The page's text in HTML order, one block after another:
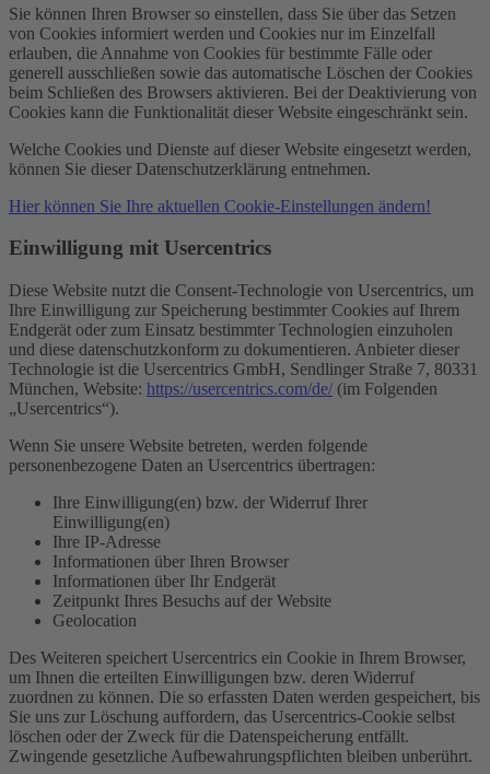
Sie können Ihren Browser so einstellen, dass Sie über das Setzen
von Cookies informiert werden und Cookies nur im Einzelfall
erlauben, die Annahme von Cookies für bestimmte Fälle oder
generell ausschließen sowie das automatische Löschen der Cookies
beim Schließen des Browsers aktivieren. Bei der Deaktivierung von
Cookies kann die Funktionalität dieser Website eingeschränkt sein.
Welche Cookies und Dienste auf dieser Website eingesetzt werden,
können Sie dieser Datenschutzerklärung entnehmen.
Hier können Sie Ihre aktuellen Cookie-Einstellungen ändern!
Einwilligung mit Usercentrics
Diese Website nutzt die Consent-Technologie von Usercentrics, um
Ihre Einwilligung zur Speicherung bestimmter Cookies auf Ihrem
Endgerät oder zum Einsatz bestimmter Technologien einzuholen
und diese datenschutzkonform zu dokumentieren. Anbieter dieser
Technologie ist die Usercentrics GmbH, Sendlinger Straße 7, 80331
München, Website: https://usercentrics.com/de/ (im Folgenden
„Usercentrics“).
Wenn Sie unsere Website betreten, werden folgende
personenbezogene Daten an Usercentrics übertragen:
Ihre Einwilligung(en) bzw. der Widerruf Ihrer
Einwilligung(en)
Ihre IP-Adresse
Informationen über Ihren Browser
Informationen über Ihr Endgerät
Zeitpunkt Ihres Besuchs auf der Website
Geolocation
Des Weiteren speichert Usercentrics ein Cookie in Ihrem Browser,
um Ihnen die erteilten Einwilligungen bzw. deren Widerruf
zuordnen zu können. Die so erfassten Daten werden gespeichert, bis
Sie uns zur Löschung auffordern, das Usercentrics-Cookie selbst
löschen oder der Zweck für die Datenspeicherung entfällt.
Zwingende gesetzliche Aufbewahrungspflichten bleiben unberührt.